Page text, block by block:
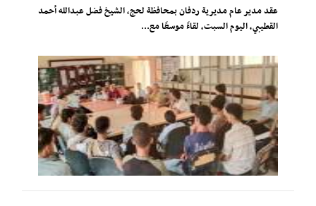
عقد مدير عام مديرية ردفان بمحافظة لحج، الشيخ فضل عبدالله أحمد
القطيبي، اليوم السبت، لقاءً موسعًا مع...